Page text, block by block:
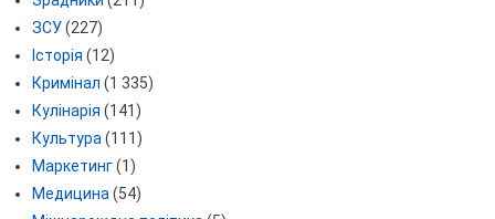
ЗСУ(227)
Історія (12)
Кримінал (1 335)
Кулінарія (141)
Культура (111)
Маркетинг(1)
Медицина (54)